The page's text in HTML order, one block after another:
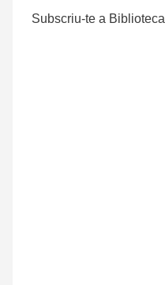
Subscriu-te a